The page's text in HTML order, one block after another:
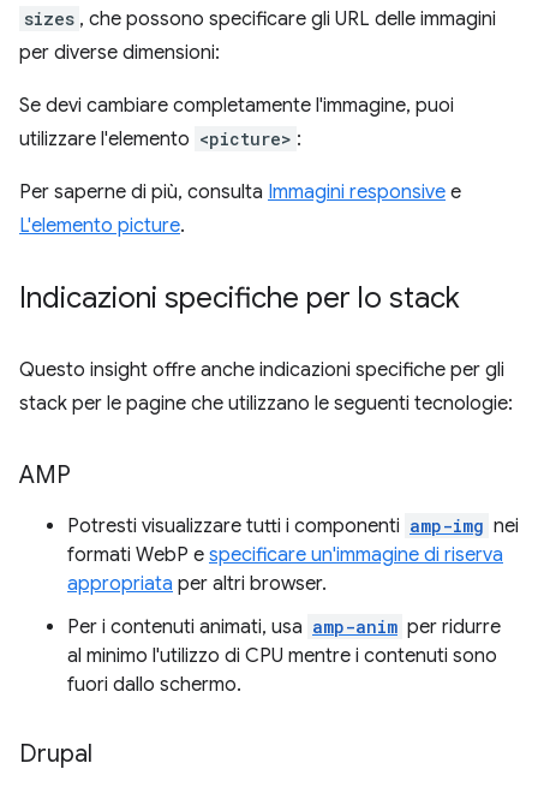
sizes , che possono specificare gli URL delle immagini
per diverse dimensioni:
Se devi cambiare completamente l'immagine, puoi
utilizzare l'elemento <picture> :
Per saperne di più, consulta Immagini responsive e
L'elemento picture.
Indicazioni specifiche per lo stack
Questo insight offre anche indicazioni specifiche per gli
stack per le pagine che utilizzano le seguenti tecnologie:
AMP
Potresti visualizzare tutti i componenti amp-img nei
formati WebP e specificare un'immagine di riserva
appropriata per altri browser.
Per i contenuti animati, usa amp-anim per ridurre
al minimo l'utilizzo di CPU mentre i contenuti sono
fuori dallo schermo.
Drupal